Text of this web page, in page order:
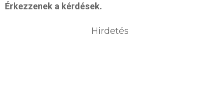
Érkezzenek a kérdések.
Hirdetés